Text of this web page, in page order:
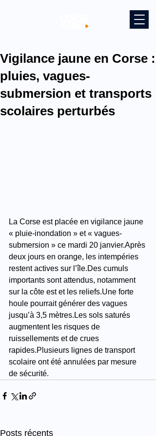
Vigilance jaune en Corse :
pluies, vagues-
submersion et transports
scolaires perturbés
La Corse est placée en vigilance jaune
« pluie-inondation » et « vagues-
submersion » ce mardi 20 janvier.Après
deux jours en orange, les intempéries
restent actives sur l’île.Des cumuls
importants sont attendus, notamment
sur la côte est et les reliefs.Une forte
houle pourrait générer des vagues
jusqu’à 3,5 mètres.Les sols saturés
augmentent les risques de
ruissellements et de crues
rapides.Plusieurs lignes de transport
scolaire ont été annulées par mesure
de sécurité.
Posts récents